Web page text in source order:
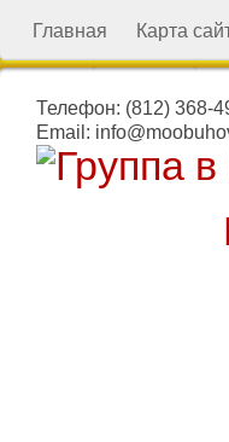
Главная Карта
Телефон: (812) 368-
Email: